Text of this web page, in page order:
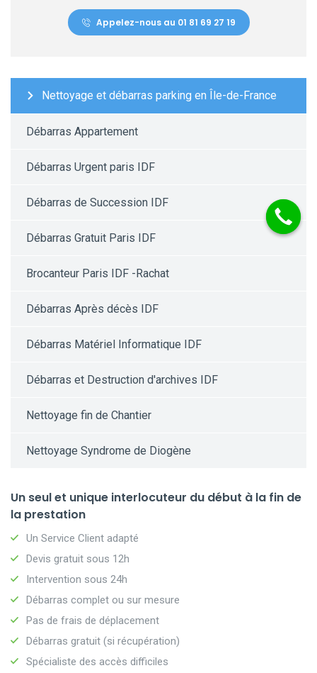
Appelez-nous au 01 81 69 27 19
Nettoyage et débarras parking en Île-de-France
Débarras Appartement
Débarras Urgent paris IDF
Débarras de Succession IDF
Débarras Gratuit Paris IDF
Brocanteur Paris IDF -Rachat
Débarras Après décès IDF
Débarras Matériel Informatique IDF
Débarras et Destruction d'archives IDF
Nettoyage fin de Chantier
Nettoyage Syndrome de Diogène
Un seul et unique interlocuteur du début à la fin de
la prestation
Un Service Client adapté
Devis gratuit sous 12h
Intervention sous 24h
Débarras complet ou sur mesure
Pas de frais de déplacement
Débarras gratuit (si récupération)
Spécialiste des accès difficiles